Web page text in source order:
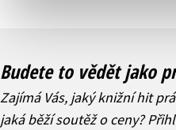
Budete to vědět jako
Zajímá Vás, jaký knižní hit
jaká běží soutěž o ceny?